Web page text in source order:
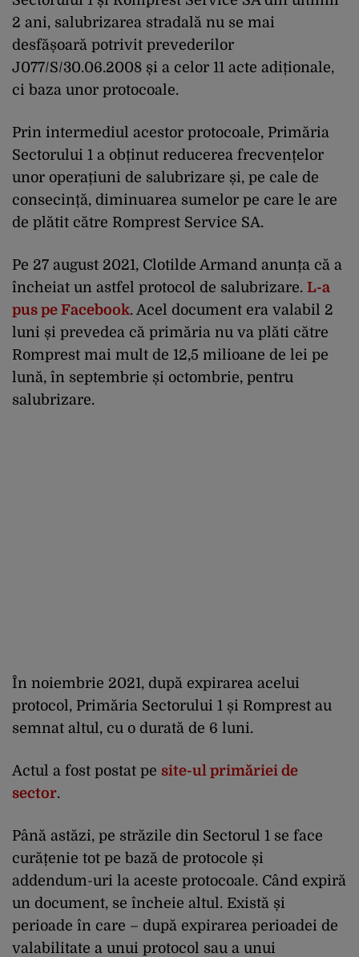
2 ani, salubrizarea stradală nu se mai
desfășoară potrivit prevederilor
J077/S/30.06.2008 și a celor 11 acte adiționale,
ci baza unor protocoale.
Prin intermediul acestor protocoale, Primăria
Sectorului 1 a obținut reducerea frecvențelor
unor operațiuni de salubrizare și, pe cale de
consecință, diminuarea sumelor pe care le are
de plătit către Romprest Service SA.
Pe 27 august 2021, Clotilde Armand anunța că a
încheiat un astfel protocol de salubrizare. L-a
pus pe Facebook. Acel document era valabil 2
luni și prevedea că primăria nu va plăti către
Romprest mai mult de 12,5 milioane de lei pe
lună, în septembrie și octombrie, pentru
salubrizare.
În noiembrie 2021, după expirarea acelui
protocol, Primăria Sectorului 1 și Romprest au
semnat altul, cu o durată de 6 luni.
Actul a fost postat pe site-ul primăriei de
sector.
Până astăzi, pe străzile din Sectorul 1 se face
curățenie tot pe bază de protocole și
addendum-uri la aceste protocoale. Când expiră
un document, se încheie altul. Există și
perioade în care – după expirarea perioadei de
valabilitate a unui protocol sau a unui